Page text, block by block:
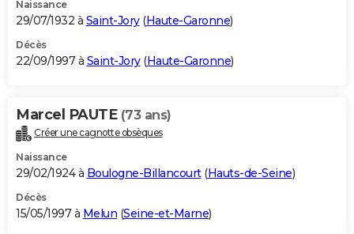
Naissance
29/07/1932 à Saint-Jory(Haute-Garonne)
Décès
22/09/1997 à Saint-Jory(Haute-Garonne)
Marcel PAUTE (73 ans)
Créer une cagnotte obsèques
Naissance
29/02/1924 à Boulogne-Billancourt(Hauts-de-Seine)
Décès
15/05/1997 à Melun (Seine-et-Marne)